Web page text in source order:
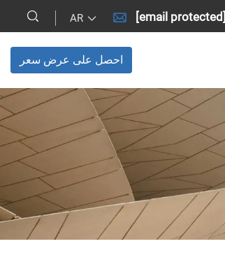
[email protected]
AR
احصل على عرض سعر